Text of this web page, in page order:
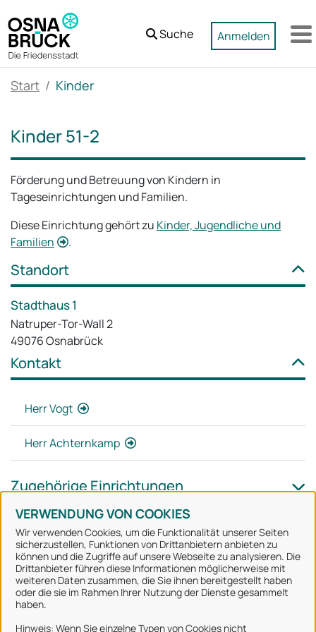
Zum Hauptinhalt springen
VERWENDUNG VON COOKIES
Wir verwenden Cookies, um die Funktionalität unserer Seiten
sicherzustellen, Funktionen von Drittanbietern anbieten zu
können und die Zugriffe auf unsere Webseite zu analysieren. Die
Drittanbieter führen diese Informationen möglicherweise mit
weiteren Daten zusammen, die Sie ihnen bereitgestellt haben
oder die sie im Rahmen Ihrer Nutzung der Dienste gesammelt
haben.
Hinweis: Wenn Sie einzelne Typen von Cookies nicht
Suche Anmelden
Start Kinder
Kinder 51-2
Förderung und Betreuung von Kindern in
Tageseinrichtungen und Familien.
Diese Einrichtung gehört zu Kinder, Jugendliche und
Familien
.
Standort
Stadthaus 1
Natruper-Tor-Wall 2
49076 Osnabrück
Kontakt
Herr Vogt
Herr Achternkamp
Zugehörige Einrichtungen
Stadt Osnabrück
Alle Rechte vorbehalten